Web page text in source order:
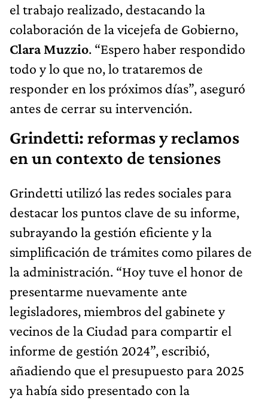
el trabajo realizado, destacando la
colaboración de la vicejefa de Gobierno,
Clara Muzzio. “Espero haber respondido
todo y lo que no, lo trataremos de
responder en los próximos días”, aseguró
antes de cerrar su intervención.
Grindetti: reformas y reclamos
en un contexto de tensiones
Grindetti utilizó las redes sociales para
destacar los puntos clave de su informe,
subrayando la gestión eficiente y la
simplificación de trámites como pilares de
la administración. “Hoy tuve el honor de
presentarme nuevamente ante
legisladores, miembros del gabinete y
vecinos de la Ciudad para compartir el
informe de gestión 2024”, escribió,
añadiendo que el presupuesto para 2025
ya había sido presentado con la